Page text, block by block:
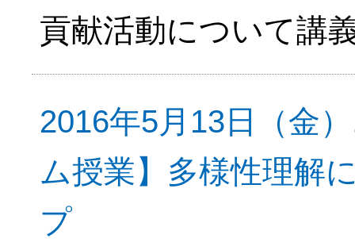
貢献活動について講
2016年5月13日（金
ム授業】多様性理解
プ